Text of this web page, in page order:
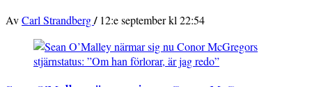
AvCarl Strandberg/ 12:e september kl 22:54